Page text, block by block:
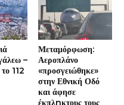
–
112
Μεταμόρφωση:
Αεροπλάνο
«προσγειώθηκε»
στην Εθνική Οδό
και άφησε
έκπλnκτους τους